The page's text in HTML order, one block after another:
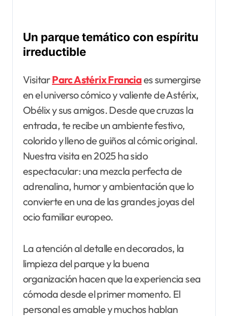
Un parque temático con espíritu
irreductible
VisitarParc Astérix Franciaes sumergirse
en el universo cómico y valiente de Astérix,
Obélix y sus amigos. Desde que cruzas la
entrada, te recibe un ambiente festivo,
colorido y lleno de guiños al cómic original.
Nuestra visita en 2025 ha sido
espectacular: una mezcla perfecta de
adrenalina, humor y ambientación que lo
convierte en una de las grandes joyas del
ocio familiar europeo.
La atención al detalle en decorados, la
limpieza del parque y la buena
organización hacen que la experiencia sea
cómoda desde el primer momento. El
personal es amable y muchos hablan